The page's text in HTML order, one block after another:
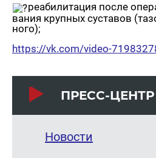
ре­а­би­ли­та­ция после
ва­ния круп­ных су­ста­вов
но­го);
https://​vk.​com/​video-​
ПРЕСС-ЦЕНТР
Новости